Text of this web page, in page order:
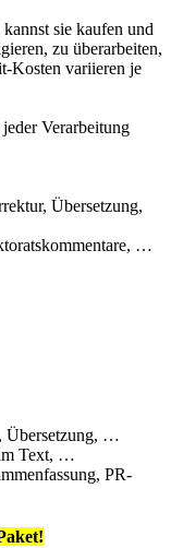
sie kaufen und
zu überarbeiten,
Kosten variieren je
Verarbeitung
Übersetzung,
…
Übersetzung, …
Text, …
PR-